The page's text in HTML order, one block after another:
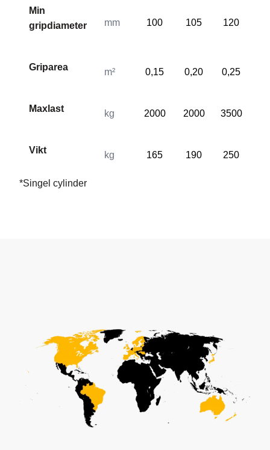
Min
gripdiameter
mm 100 105 120
Griparea m² 0,15 0,20 0,25
Maxlast kg 2000 2000 3500
Vikt kg 165 190 250
*Singel cylinder